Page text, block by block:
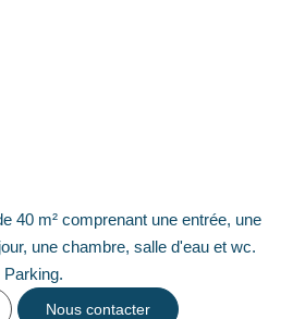
40 m² comprenant une entrée, une
une chambre, salle d'eau et wc.
Parking.
Nous contacter